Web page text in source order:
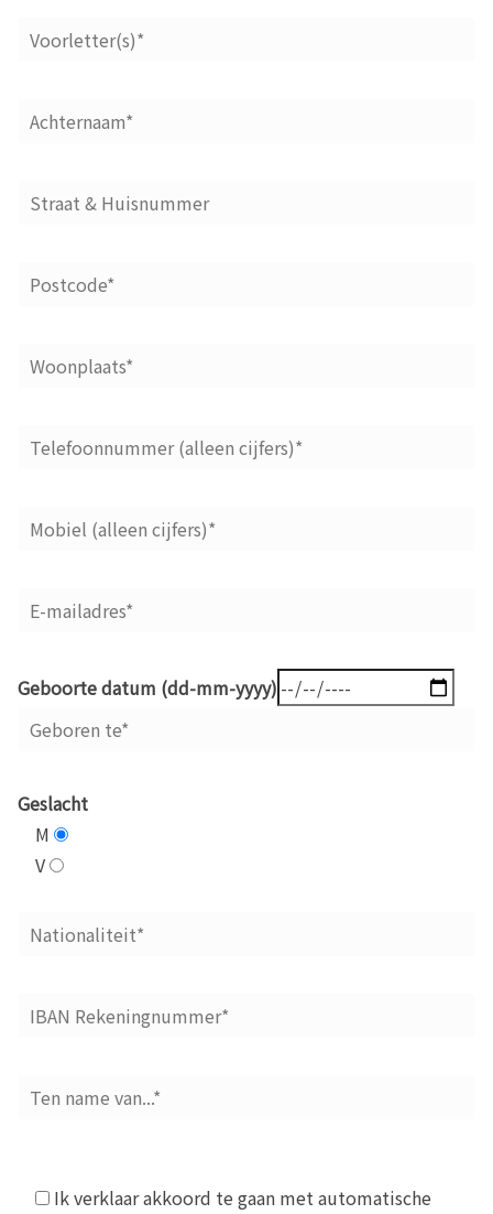
Geboorte datum (dd-mm-yyyy)
Geslacht
M
V
Ik verklaar akkoord te gaan met automatische